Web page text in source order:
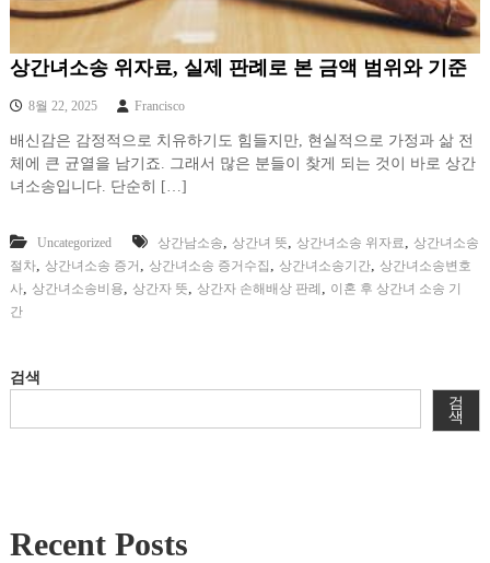
상간녀소송 위자료, 실제 판례로 본 금액 범위와 기준
8월 22, 2025 Francisco
배신감은 감정적으로 치유하기도 힘들지만, 현실적으로 가정과 삶 전
체에 큰 균열을 남기죠. 그래서 많은 분들이 찾게 되는 것이 바로 상간
녀소송입니다. 단순히 […]
Uncategorized 상간남소송, 상간녀 뜻, 상간녀소송 위자료, 상간녀소송
절차, 상간녀소송 증거 , 상간녀소송 증거수집 , 상간녀소송기간, 상간녀소송변호
사, 상간녀소송비용, 상간자 뜻, 상간자 손해배상 판례 , 이혼 후 상간녀 소송 기
간
검색
검
색
Recent Posts